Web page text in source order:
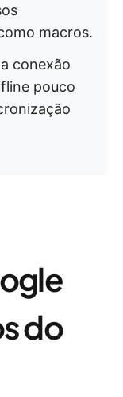
macros.
conexão
pouco
do